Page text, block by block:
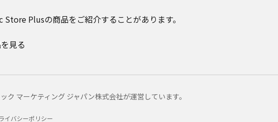
Store Plusの商品をご紹介することがあります。
見る
マーケティング ジャパン株式会社が運営しています。
イバシーポリシー